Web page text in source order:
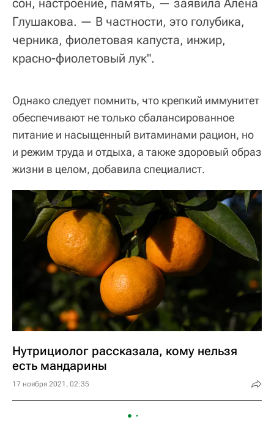
сон, настроение, память, — заявила Алена
Глушакова. — В частности, это голубика,
черника, фиолетовая капуста, инжир,
красно-фиолетовый лук".
Однако следует помнить, что крепкий иммунитет
обеспечивают не только сбалансированное
питание и насыщенный витаминами рацион, но
и режим труда и отдыха, а также здоровый образ
жизни в целом, добавила специалист.
Нутрициолог рассказала, кому нельзя
есть мандарины
17 ноября 2021, 02:35